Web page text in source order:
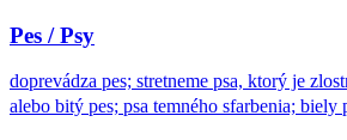
Pes / Psy
doprevádza pes; stretneme psa, ktorý je
alebo bitý pes; psa temného sfarbenia; biely